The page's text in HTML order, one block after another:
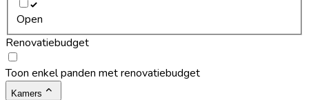
Open
Renovatiebudget
Toon enkel panden met renovatiebudget
Kamers